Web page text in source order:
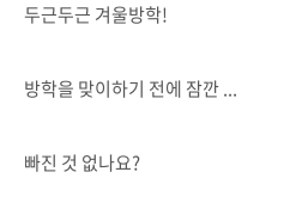
두근두근 겨울방학!
방학을 맞이하기 전에 잠깐 ...
빠진 것 없나요?